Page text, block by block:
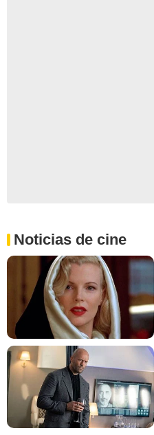
Noticias de cine